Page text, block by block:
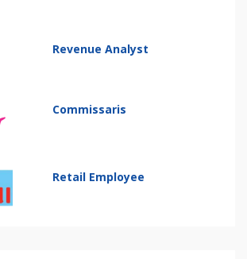
Revenue Analyst
Commissaris
Retail Employee